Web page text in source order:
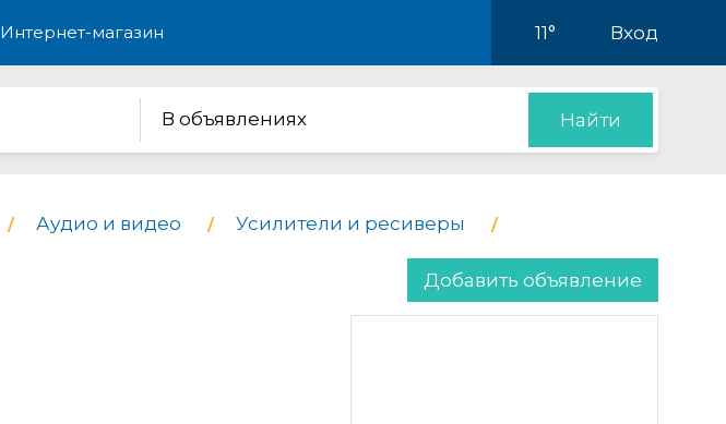
Интернет-магазин 11° Вход
В объявлениях Найти
Аудио и видео Усилители и ресиверы
Добавить объявление